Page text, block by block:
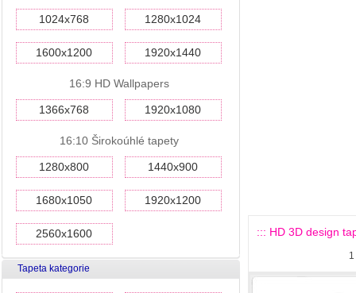
1024x768 1280x1024
1600x1200 1920x1440
16:9 HD Wallpapers
1366x768 1920x1080
16:10 Širokoúhlé tapety
1280x800 1440x900
1680x1050 1920x1200
2560x1600
Tapeta kategorie
::: HD 3D design
1